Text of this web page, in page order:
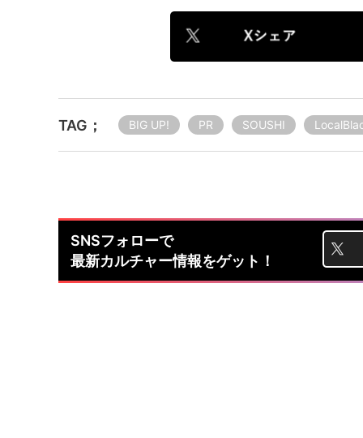
TAG； BIG UP! PR SOUSHI
SNSフォローで
最新カルチャー情報をゲット！